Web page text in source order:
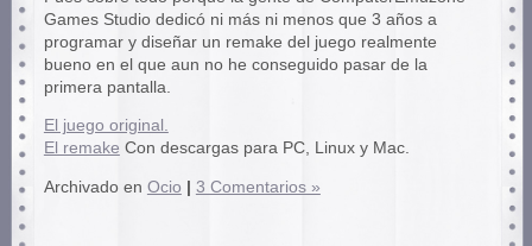
Games Studio dedicó ni más ni menos que 3 años a
programar y diseñar un remake del juego realmente
bueno en el que aun no he conseguido pasar de la
primera pantalla.
El juego original.
El remake Con descargas para PC, Linux y Mac.
Archivado en Ocio 3 Comentarios »